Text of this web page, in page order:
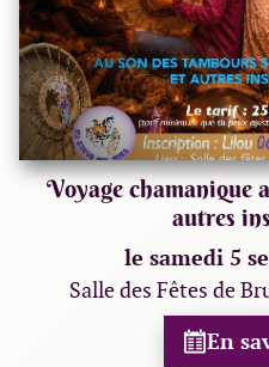
Voyage chamanique
autres
le samedi 5
Salle des Fêtes de
En